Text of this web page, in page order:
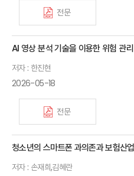
전문
AI 영상 분석 기술을 이용한 위험 관리
저자 : 한진현
2026-05-18
전문
청소년의 스마트폰 과의존과 보험산
저자 : 손재희,김혜란